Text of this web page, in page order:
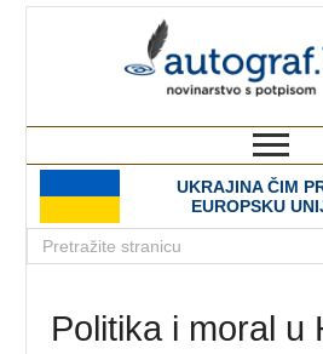
UKRAJINA ČIM
EUROPSKU
Politika i moral u